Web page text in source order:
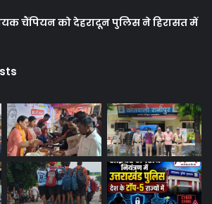
चैंपियन को देहरादून पुलिस ने हिरासत में